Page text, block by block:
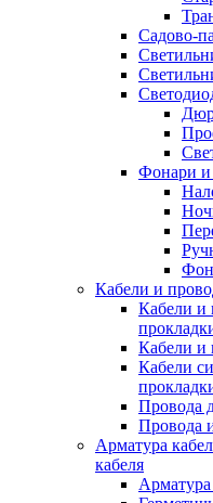
Садово-
Фонари
Кабели и
Кабели и
Кабели и
Кабели
Провода
Провода
Арматура
кабеля